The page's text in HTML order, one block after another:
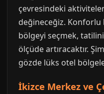
çevresindeki
değineceğiz.
bölgeyi seçmek,
ölçüde artıracaktır.
gözde lüks otel
İkizce Merkez ve